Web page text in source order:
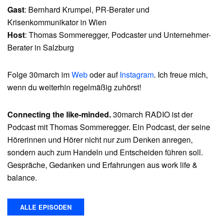
Gast: Bernhard Krumpel, PR-Berater und
Krisenkommunikator in Wien
Host: Thomas Sommeregger, Podcaster und Unternehmer-
Berater in Salzburg
Folge 30march imWeboder aufInstagram. Ich freue mich,
wenn du weiterhin regelmäßig zuhörst!
Connecting the like-minded.30march RADIO ist der
Podcast mit Thomas Sommeregger. Ein Podcast, der seine
Hörerinnen und Hörer nicht nur zum Denken anregen,
sondern auch zum Handeln und Entscheiden führen soll.
Gespräche, Gedanken und Erfahrungen aus work life &
balance.
ALLE EPISODEN